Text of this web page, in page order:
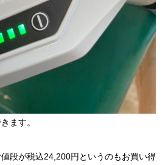
ます。
段が税込24,200円というのもお買い得